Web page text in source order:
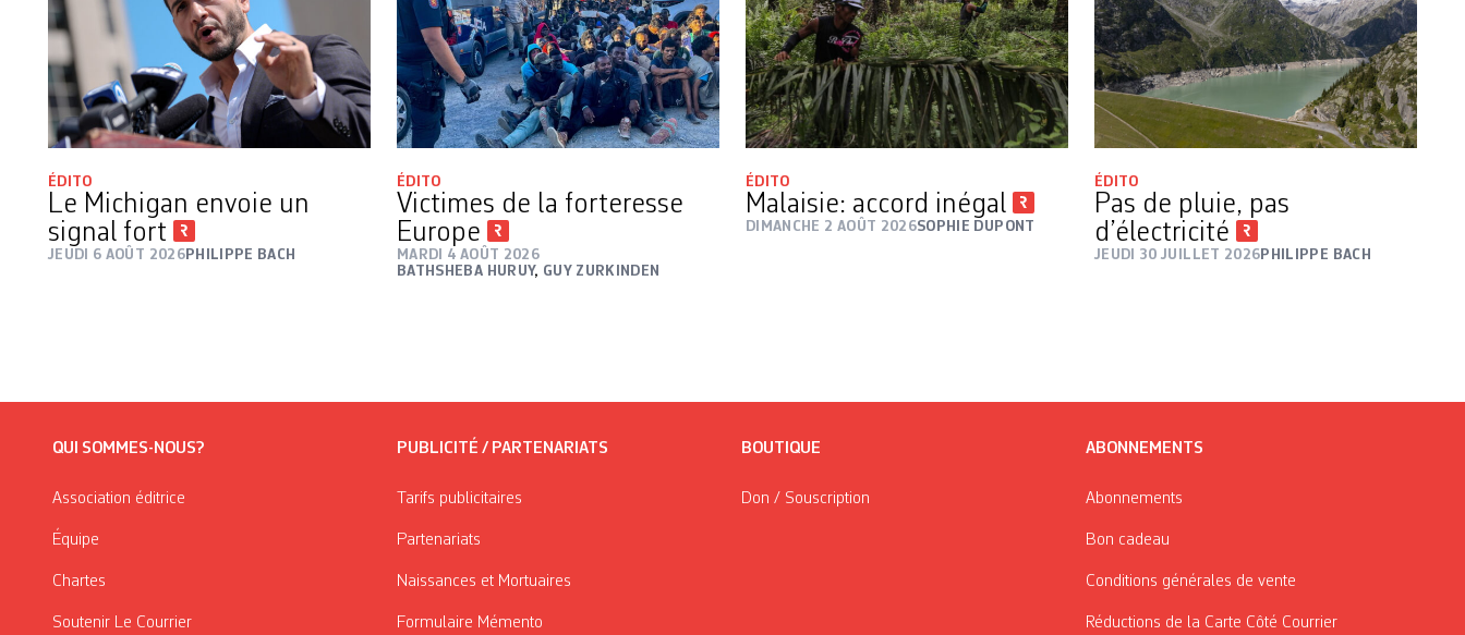
ÉDITO
Le Michigan envoie un
signal fort
JEUDI 6 AOÛT 2026PHILIPPE BACH
ÉDITO
Victimes de la forteresse
Europe
MARDI 4 AOÛT 2026
BATHSHEBA HURUY, GUY ZURKINDEN
ÉDITO
Malaisie: accord inégal
DIMANCHE 2 AOÛT 2026SOPHIE DUPONT
ÉDITO
Pas de pluie, pas
d’électricité
JEUDI 30 JUILLET 2026 PHILIPPE BACH
QUI SOMMES-NOUS?
Association éditrice
Équipe
Chartes
Soutenir Le Courrier
PUBLICITÉ / PARTENARIATS
Tarifs publicitaires
Partenariats
Naissances et Mortuaires
Formulaire Mémento
BOUTIQUE
Don / Souscription
ABONNEMENTS
Abonnements
Bon cadeau
Conditions générales de vente
Réductions de la Carte Côté Courrier